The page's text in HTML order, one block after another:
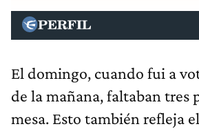
El domingo, cuando fui a
de la mañana, faltaban tres
mesa. Esto también refleja